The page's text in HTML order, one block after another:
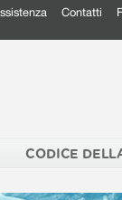
Contatti
CODICE